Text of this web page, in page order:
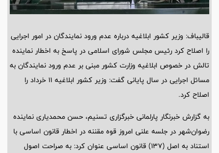
قالیباف: وزیر کشور ابلاغیه درباره عدم ورود نمایندگان در امور اجرایی
را اصلاح کرد رئیس مجلس شورای اسلامی در پاسخ به اخطار نماینده
تالش در خصوص ابلاغیه وزارت کشور مبنی بر عدم ورود نمایندگان به
مسائل اجرایی در سال پایانی گفت: وزیر کشور ابلاغیه 11 خرداد را
اصلاح کرد.
به گزارش خبرنگار پارلمانی خبرگزاری تسنیم، حسن محمدیاری نماینده
رضوان‌شهر در جلسه علنی امروز قوه مقننه در اخطار قانون اساسی با
استناد به اصل (137) قانون اساسی عنوان کرد: به صراحت اصول